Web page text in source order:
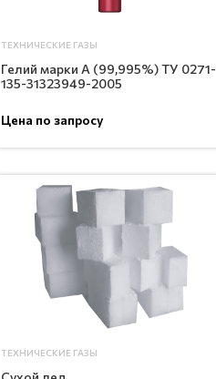
ТЕХНИЧЕСКИЕ ГАЗЫ
Гелий марки А (99,995%) ТУ 0271-
135-31323949-2005
Цена по запросу
ТЕХНИЧЕСКИЕ ГАЗЫ